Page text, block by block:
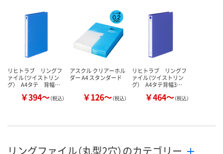
カゴへ
リヒトラブ リングフ
ァイル（ツイストリン
グ） A4タテ 背幅…
￥394～（税込）
アスクル クリアーホル
ダー A4 スタンダード
￥126～（税込）
リヒトラブ リングフ
ァイル（ツイストリン
グ） A4タテ背幅3…
￥464～（税込）
リングファイル（丸型2穴）のカテゴリー